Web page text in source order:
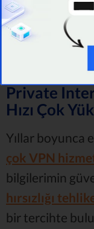
Private
Hızı Çok
Yıllar boyunca
çok VPN hizmet
bilgilerimin
hırsızlığı
bir tercihte